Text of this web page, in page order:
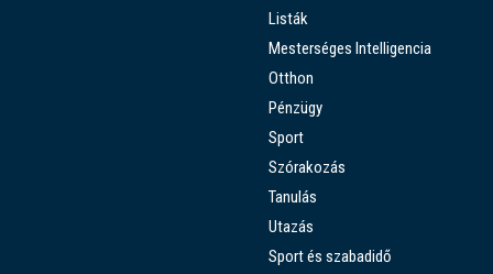
Listák
Mesterséges Intelligencia
Otthon
Pénzügy
Sport
Szórakozás
Tanulás
Utazás
Sport és szabadidő